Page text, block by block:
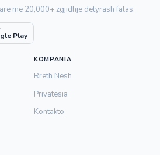
me 20,000+ zgjidhje detyrash falas.
Play
KOMPANIA
Rreth Nesh
Privatësia
Kontakto